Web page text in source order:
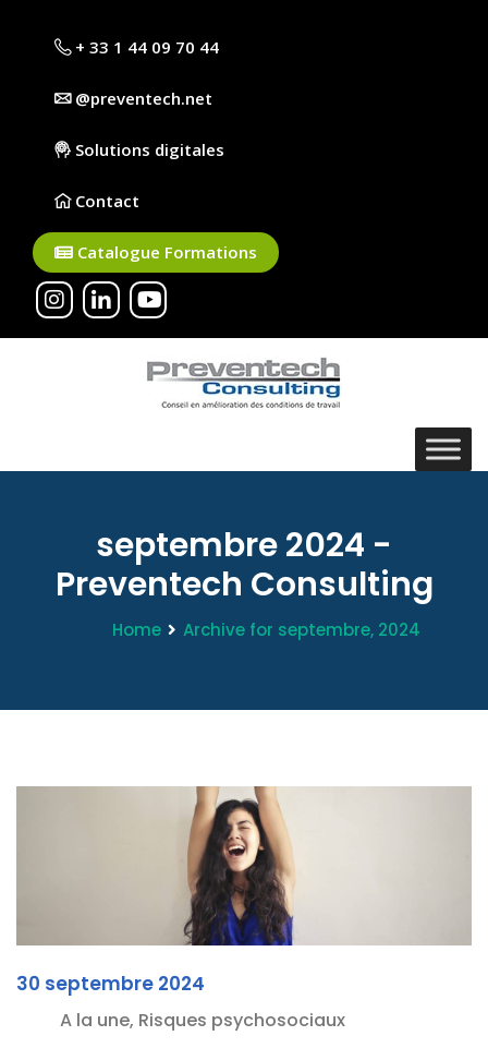
+ 33 1 44 09 70 44
@preventech.net
Solutions digitales
Contact
Catalogue Formations
septembre 2024 -
Preventech Consulting
Home Archive for septembre, 2024
30 septembre 2024
A la une, Risques psychosociaux